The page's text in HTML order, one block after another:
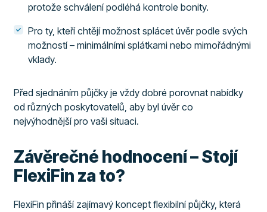
protože schválení podléhá kontrole bonity.
Pro ty, kteří chtějí možnost splácet úvěr podle svých
možností – minimálními splátkami nebo mimořádnými
vklady.
Před sjednáním půjčky je vždy dobré porovnat nabídky
od různých poskytovatelů, aby byl úvěr co
nejvýhodnější pro vaši situaci.
Závěrečné hodnocení – Stojí
FlexiFin za to?
FlexiFin přináší zajímavý koncept flexibilní půjčky, která